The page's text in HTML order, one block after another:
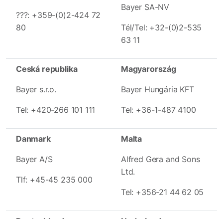
???: +359-(0)2-424 72
80
Bayer SA-NV
Tél/Tel: +32-(0)2-535
63 11
Ceská republika
Bayer s.r.o.
Tel: +420-266 101 111
Magyarország
Bayer Hungária KFT
Tel: +36-1-487 4100
Danmark
Bayer A/S
Tlf: +45-45 235 000
Malta
Alfred Gera and Sons
Ltd.
Tel: +356-21 44 62 05